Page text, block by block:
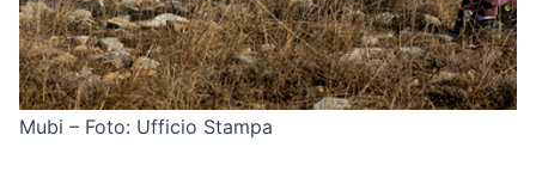
Mubi – Foto: Ufficio Stampa